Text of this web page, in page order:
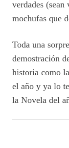
verdades (sean
mochufas que
Toda una
demostración
historia como
el año y ya lo
la Novela del